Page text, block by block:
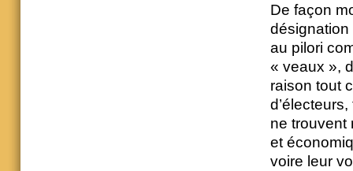
De façon
désignation
au pilori
« veaux »,
raison tout
ne trouvent
et
voire leur